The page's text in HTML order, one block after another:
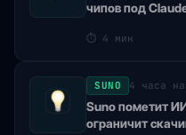
чипов под
⏱ 4 мин
SUNO 4 часа
Suno пометит
ограничит